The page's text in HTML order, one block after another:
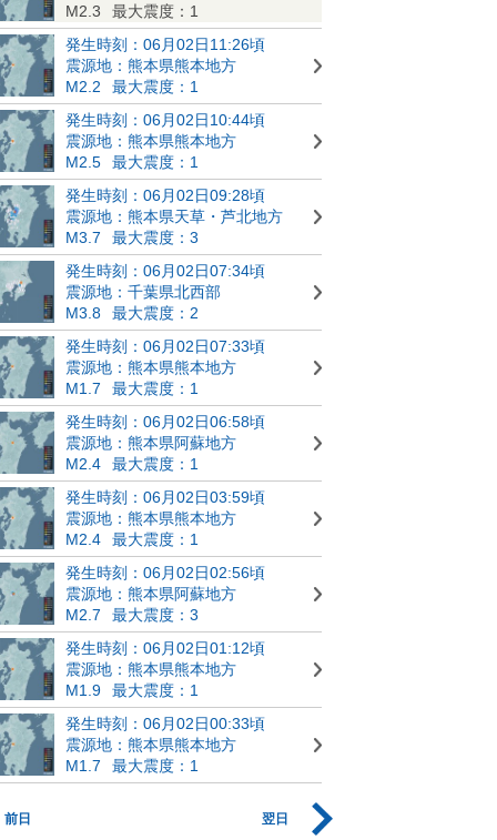
M2.3
最大震度：1
発生時刻：06月02日11:26頃
震源地：熊本県熊本地方
M2.2
最大震度：1
発生時刻：06月02日10:44頃
震源地：熊本県熊本地方
M2.5
最大震度：1
発生時刻：06月02日09:28頃
震源地：熊本県天草・芦北地方
M3.7
最大震度：3
発生時刻：06月02日07:34頃
震源地：千葉県北西部
M3.8
最大震度：2
発生時刻：06月02日07:33頃
震源地：熊本県熊本地方
M1.7
最大震度：1
発生時刻：06月02日06:58頃
震源地：熊本県阿蘇地方
M2.4
最大震度：1
発生時刻：06月02日03:59頃
震源地：熊本県熊本地方
M2.4
最大震度：1
発生時刻：06月02日02:56頃
震源地：熊本県阿蘇地方
M2.7
最大震度：3
発生時刻：06月02日01:12頃
震源地：熊本県熊本地方
M1.9
最大震度：1
発生時刻：06月02日00:33頃
震源地：熊本県熊本地方
M1.7
最大震度：1
前日 翌日